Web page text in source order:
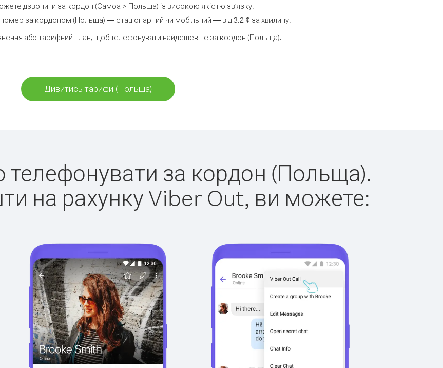
дзвонити за кордон (Самоа > Польща) із високою якістю зв'язку.
за кордоном (Польща) — стаціонарний чи мобільний — від 3.2 ¢ за хвилину.
або тарифний план, щоб телефонувати найдешевше за кордон (Польща).
Дивитись тарифи (Польща)
телефонувати за кордон (Польща).
на рахунку Viber Out, ви можете: